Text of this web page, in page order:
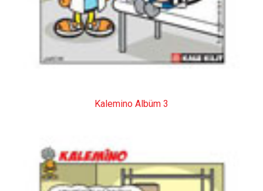
Kalemino Albüm 3